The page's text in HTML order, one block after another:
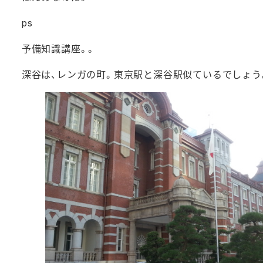
ps
予備知識講座。。
深谷は、レンガの町。東京駅と深谷駅似ているでしょう